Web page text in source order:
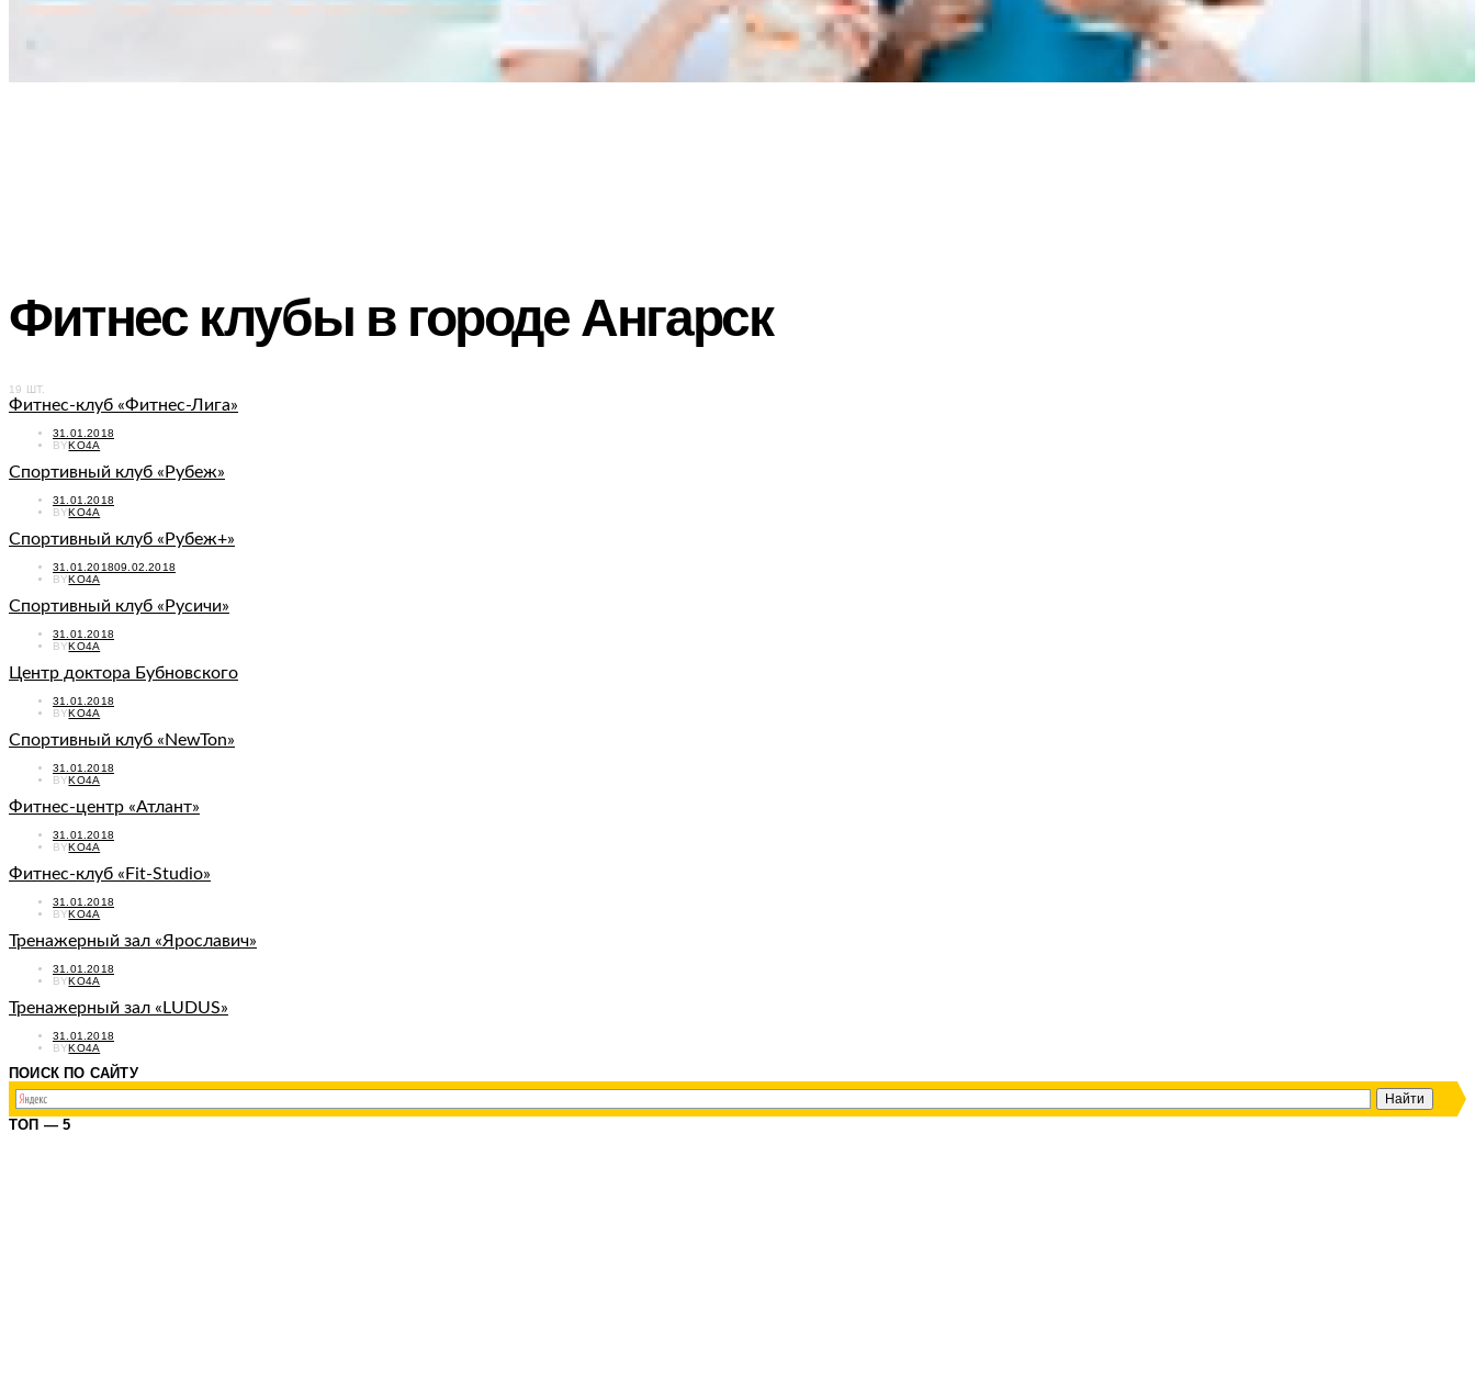
Фитнес клубы в городе Ангарск
19 ШТ.
Фитнес-клуб «Фитнес-Лига»
POSTED
ON
31.01.2018
BYKO4A
Спортивный клуб «Рубеж»
POSTED
ON
31.01.2018
BYKO4A
Спортивный клуб «Рубеж+»
POSTED
ON
31.01.201809.02.2018
BYKO4A
Спортивный клуб «Русичи»
POSTED
ON
31.01.2018
BYKO4A
Центр доктора Бубновского
POSTED
ON
31.01.2018
BYKO4A
Спортивный клуб «NewTon»
POSTED
ON
31.01.2018
BYKO4A
Фитнес-центр «Атлант»
POSTED
ON
31.01.2018
BYKO4A
Фитнес-клуб «Fit-Studio»
POSTED
ON
31.01.2018
BYKO4A
Тренажерный зал «Ярославич»
POSTED
ON
31.01.2018
BYKO4A
Тренажерный зал «LUDUS»
POSTED
ON
31.01.2018
BYKO4A
ПОИСК ПО САЙТУ
ТОП — 5